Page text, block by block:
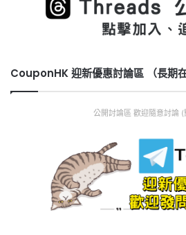
CouponHK 迎新優惠討論區 （長期在
公開討論區 歡迎隨意討論 (